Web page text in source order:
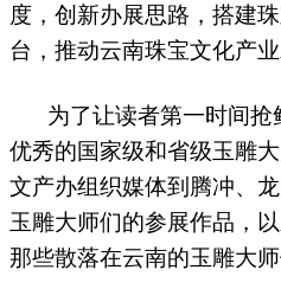
度，创新办展思路，搭建
台，推动云南珠宝文化产业
为了让读者第一时间
优秀的国家级和省级玉雕
文产办组织媒体到腾冲、
玉雕大师们的参展作品，
那些散落在云南的玉雕大师